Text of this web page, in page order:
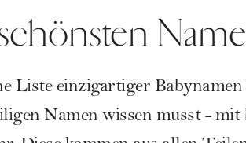
Liste einzigartiger
Namen wissen musst - mit